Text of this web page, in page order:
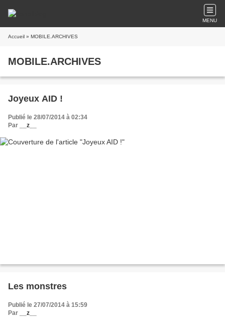
MENU
Accueil » MOBILE.ARCHIVES
MOBILE.ARCHIVES
Joyeux AID !
Publié le 28/07/2014 à 02:34
Par
__z__
Les monstres
Publié le 27/07/2014 à 15:59
Par
__z__